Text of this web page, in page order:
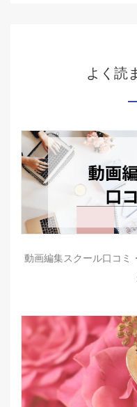
よく読
動画編集スクール口コミ